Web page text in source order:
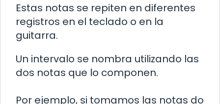
Estas notas se repiten en diferentes
registros en el teclado o en la
guitarra.
Un intervalo se nombra utilizando las
dos notas que lo componen.
Por ejemplo, si tomamos las notas do